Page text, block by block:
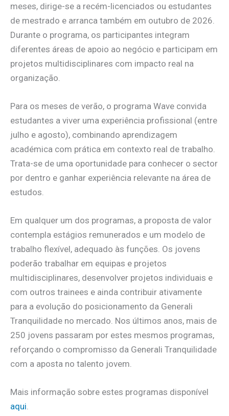
meses, dirige-se a recém-licenciados ou estudantes
de mestrado e arranca também em outubro de 2026.
Durante o programa, os participantes integram
diferentes áreas de apoio ao negócio e participam em
projetos multidisciplinares com impacto real na
organização.
Para os meses de verão, o programa Wave convida
estudantes a viver uma experiência profissional (entre
julho e agosto), combinando aprendizagem
académica com prática em contexto real de trabalho.
Trata-se de uma oportunidade para conhecer o sector
por dentro e ganhar experiência relevante na área de
estudos.
Em qualquer um dos programas, a proposta de valor
contempla estágios remunerados e um modelo de
trabalho flexível, adequado às funções. Os jovens
poderão trabalhar em equipas e projetos
multidisciplinares, desenvolver projetos individuais e
com outros trainees e ainda contribuir ativamente
para a evolução do posicionamento da Generali
Tranquilidade no mercado. Nos últimos anos, mais de
250 jovens passaram por estes mesmos programas,
reforçando o compromisso da Generali Tranquilidade
com a aposta no talento jovem.
Mais informação sobre estes programas disponível
aqui.